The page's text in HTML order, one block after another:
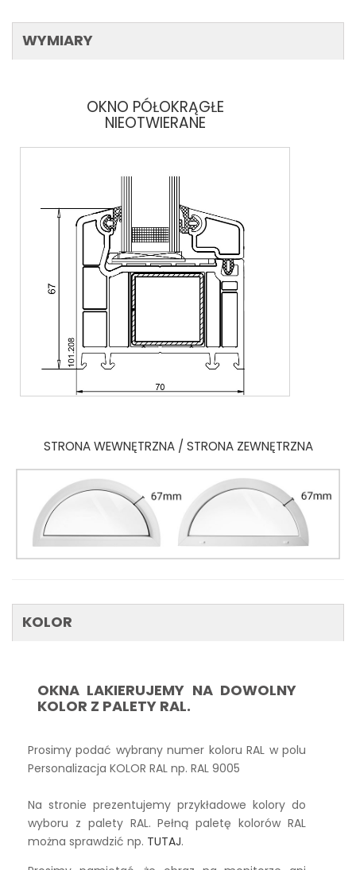
WYMIARY
OKNO PÓŁOKRĄGŁE
NIEOTWIERANE
STRONA WEWNĘTRZNA / STRONA ZEWNĘTRZNA
KOLOR
OKNA LAKIERUJEMY NA DOWOLNY
KOLOR Z PALETY RAL.
Prosimy podać wybrany numer koloru RAL w polu
Personalizacja KOLOR RAL np. RAL 9005
Na stronie prezentujemy przykładowe kolory do
wyboru z palety RAL. Pełną paletę kolorów RAL
można sprawdzić np. TUTAJ.